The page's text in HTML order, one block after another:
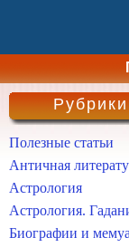
Рубрики
Полезные статьи
Античная
Астрология
Астрология.
Биографии и